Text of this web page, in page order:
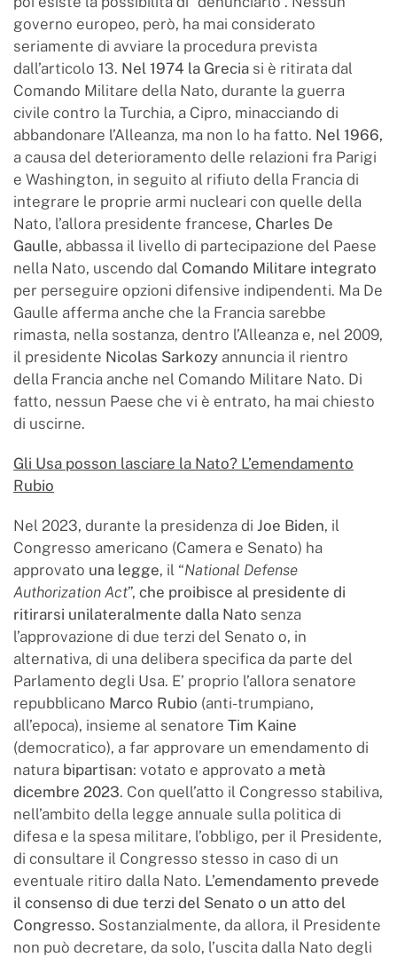
governo europeo, però, ha mai considerato
seriamente di avviare la procedura prevista
dall’articolo 13. Nel 1974 la Grecia si è ritirata dal
Comando Militare della Nato, durante la guerra
civile contro la Turchia, a Cipro, minacciando di
abbandonare l’Alleanza, ma non lo ha fatto. Nel 1966,
a causa del deterioramento delle relazioni fra Parigi
e Washington, in seguito al rifiuto della Francia di
integrare le proprie armi nucleari con quelle della
Nato, l’allora presidente francese, Charles De
Gaulle, abbassa il livello di partecipazione del Paese
nella Nato, uscendo dal Comando Militare integrato
per perseguire opzioni difensive indipendenti. Ma De
Gaulle afferma anche che la Francia sarebbe
rimasta, nella sostanza, dentro l’Alleanza e, nel 2009,
il presidente Nicolas Sarkozy annuncia il rientro
della Francia anche nel Comando Militare Nato. Di
fatto, nessun Paese che vi è entrato, ha mai chiesto
di uscirne.
Gli Usa posson lasciare la Nato? L’emendamento
Rubio
Nel 2023, durante la presidenza di Joe Biden, il
Congresso americano (Camera e Senato) ha
approvato una legge, il “National Defense
Authorization Act”, che proibisce al presidente di
ritirarsi unilateralmente dalla Nato senza
l’approvazione di due terzi del Senato o, in
alternativa, di una delibera specifica da parte del
Parlamento degli Usa. E’ proprio l’allora senatore
repubblicano Marco Rubio (anti-trumpiano,
all’epoca), insieme al senatore Tim Kaine
(democratico), a far approvare un emendamento di
natura bipartisan: votato e approvato a metà
dicembre 2023. Con quell’atto il Congresso stabiliva,
nell’ambito della legge annuale sulla politica di
difesa e la spesa militare, l’obbligo, per il Presidente,
di consultare il Congresso stesso in caso di un
eventuale ritiro dalla Nato. L’emendamento prevede
il consenso di due terzi del Senato o un atto del
Congresso. Sostanzialmente, da allora, il Presidente
non può decretare, da solo, l’uscita dalla Nato degli